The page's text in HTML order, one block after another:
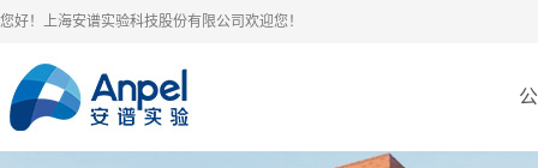
您好！上海安谱实验科技股份有限公司欢迎您！